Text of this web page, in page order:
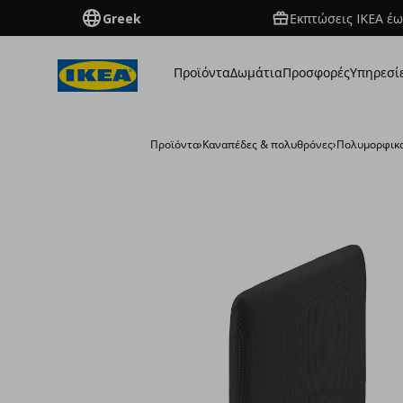
Greek Εκπτώσεις IKEA
ΠροϊόνταΔωμάτιαΠροσφορές
Προϊόντα›Καναπέδες & πολυθρόνες›